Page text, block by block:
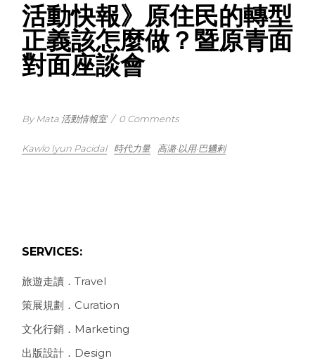
活動快報》原住民的轉型
正義該怎麼做？暨原青面
對面座談會
By Mata 活動情報室 / 0 Comments
Kawlo Iyun Pacidal 時代力量 高潞·以用·巴魕剌
SERVICES:
旅遊走讀．Travel
策展規劃．Curation
文化行銷．Marketing
出版設計．Design